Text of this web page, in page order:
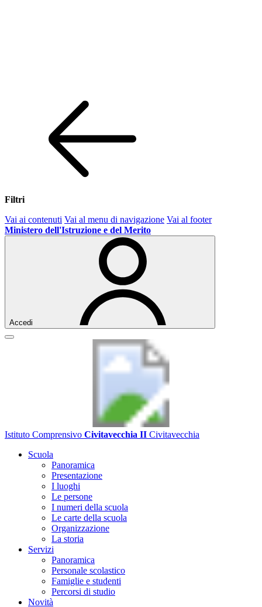
Filtri
Vai ai contenuti Vai al menu di navigazione Vai al footer
Ministero dell'Istruzione e del Merito
Accedi
Istituto Comprensivo Civitavecchia II Civitavecchia
Scuola
Panoramica
Presentazione
I luoghi
Le persone
I numeri della scuola
Le carte della scuola
Organizzazione
La storia
Servizi
Panoramica
Personale scolastico
Famiglie e studenti
Percorsi di studio
Novità